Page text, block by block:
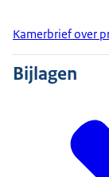
Kamerbrief over
Bijlagen